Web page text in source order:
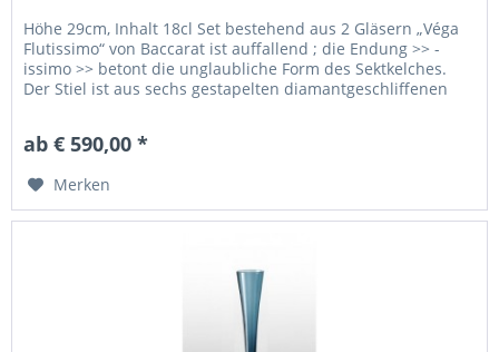
Höhe 29cm, Inhalt 18cl Set bestehend aus 2 Gläsern „Véga
Flutissimo“ von Baccarat ist auffallend ; die Endung >> -
issimo >> betont die unglaubliche Form des Sektkelches.
Der Stiel ist aus sechs gestapelten diamantgeschliffenen
ab € 590,00 *
Merken